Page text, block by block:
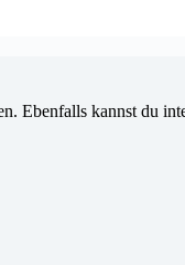
Ebenfalls kannst du